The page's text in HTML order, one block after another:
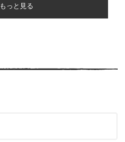
もっと見る